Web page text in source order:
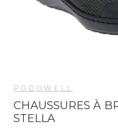
PODOWELL
CHAUSSURES À
STELLA